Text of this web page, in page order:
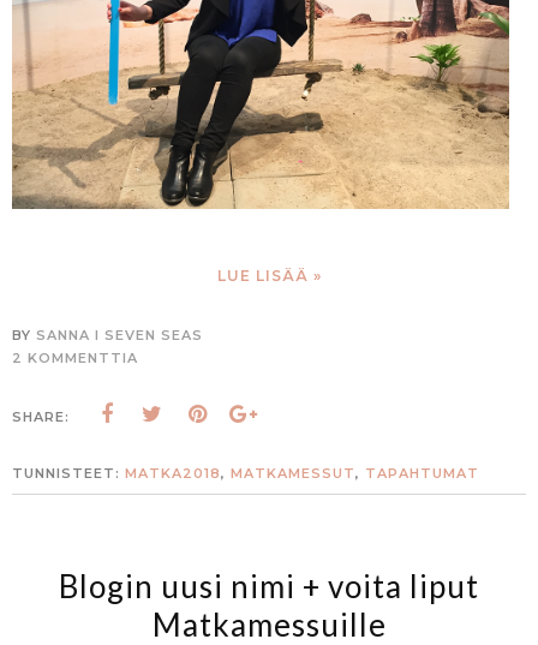
LUE LISÄÄ »
BY SANNA I SEVEN SEAS
2 KOMMENTTIA
SHARE:
TUNNISTEET: MATKA2018, MATKAMESSUT, TAPAHTUMAT
Blogin uusi nimi + voita liput
Matkamessuille